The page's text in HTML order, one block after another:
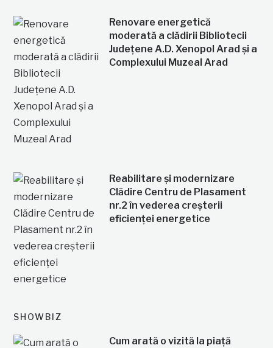
Renovare energetică
moderată a clădirii Bibliotecii
Județene A.D. Xenopol Arad și a
Complexului Muzeal Arad
Reabilitare și modernizare
Clădire Centru de Plasament
nr.2 în vederea creșterii
eficienței energetice
SHOWBIZ
Cum arată o vizită la piață